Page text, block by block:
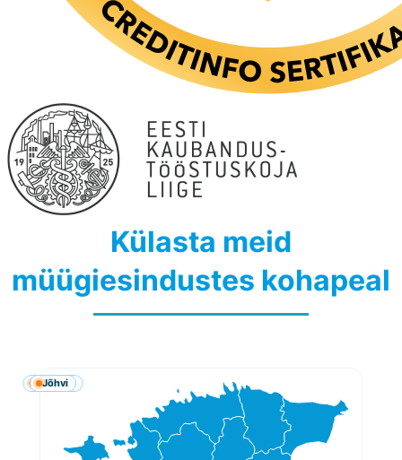
Külasta meid
müügiesindustes kohapeal
Tallinn
Tartu
Pärnu
Viljandi
Rakvere
Võru
Jõhvi